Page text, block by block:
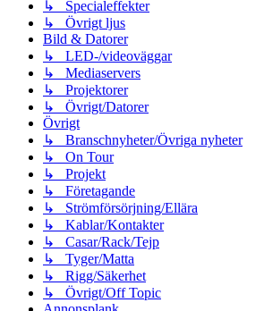
↳ Specialeffekter
↳ Övrigt ljus
Bild & Datorer
↳ LED-/videoväggar
↳ Mediaservers
↳ Projektorer
↳ Övrigt/Datorer
Övrigt
↳ Branschnyheter/Övriga nyheter
↳ On Tour
↳ Projekt
↳ Företagande
↳ Strömförsörjning/Ellära
↳ Kablar/Kontakter
↳ Casar/Rack/Tejp
↳ Tyger/Matta
↳ Rigg/Säkerhet
↳ Övrigt/Off Topic